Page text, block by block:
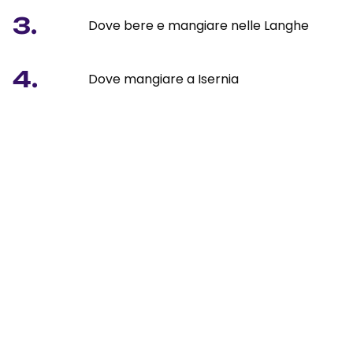
3. Dove bere e mangiare nelle Langhe
4. Dove mangiare a Isernia